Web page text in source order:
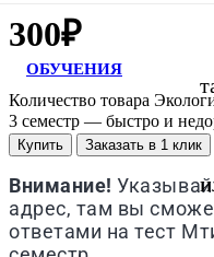
ОБУЧЕНИЯ
300₽
Количество товара
3 семестр — быстро и
Купить Заказать в 1 клик
Внимание!
адрес, там вы
ответами на тест